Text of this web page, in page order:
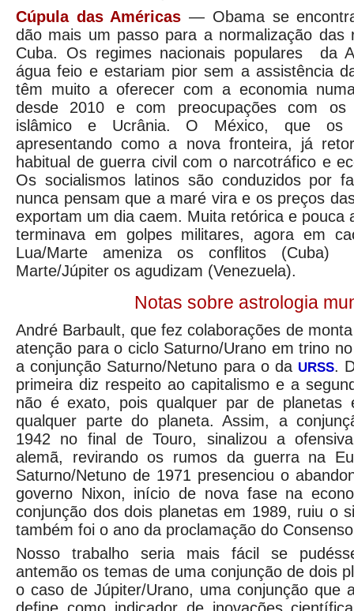
Cúpula das Américas — Obama se
dão mais um passo para a normalização das
Cuba. Os regimes nacionais populares da
água feio e estariam pior sem a assistência
têm muito a oferecer com a economia
desde 2010 e com preocupações com os
islâmico e Ucrânia. O México, que os
apresentando como a nova fronteira, já
habitual de guerra civil com o narcotráfico e
Os socialismos latinos são conduzidos por
nunca pensam que a maré vira e os preços
exportam um dia caem. Muita retórica e pouca
terminava em golpes militares, agora em
Lua/Marte ameniza os conflitos
Marte/Júpiter os agudizam (Venezuela).
Notas sobre astrologia
André Barbault, que fez colaborações de
atenção para o ciclo Saturno/Urano em trino
a conjunção Saturno/Netuno para o da URSS.
primeira diz respeito ao capitalismo e a
não é exato, pois qualquer par de planetas
qualquer parte do planeta. Assim, a
1942 no final de Touro, sinalizou a
alemã, revirando os rumos da guerra na
Saturno/Netuno de 1971 presenciou o
governo Nixon, início de nova fase na
conjunção dos dois planetas em 1989, ruiu o
também foi o ano da proclamação do
Nosso trabalho seria mais fácil se
antemão os temas de uma conjunção de dois
o caso de Júpiter/Urano, uma conjunção que